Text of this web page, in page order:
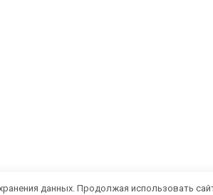
данных. Продолжая использовать